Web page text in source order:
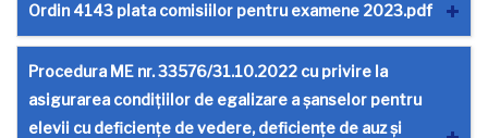
Ordin 4143 plata comisiilor pentru examene 2023.pdf
Procedura ME nr. 33576/31.10.2022 cu privire la
asigurarea condițiilor de egalizare a șanselor pentru
elevii cu deficiențe de vedere, deficiențe de auz și